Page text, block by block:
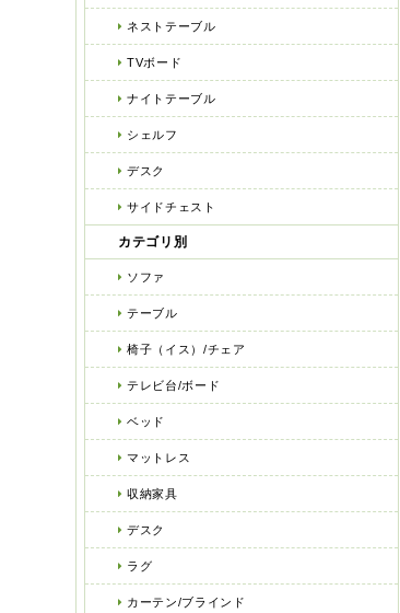
ネストテーブル
TVボード
ナイトテーブル
シェルフ
デスク
サイドチェスト
カテゴリ別
ソファ
テーブル
椅子（イス）/チェア
テレビ台/ボード
ベッド
マットレス
収納家具
デスク
ラグ
カーテン/ブラインド